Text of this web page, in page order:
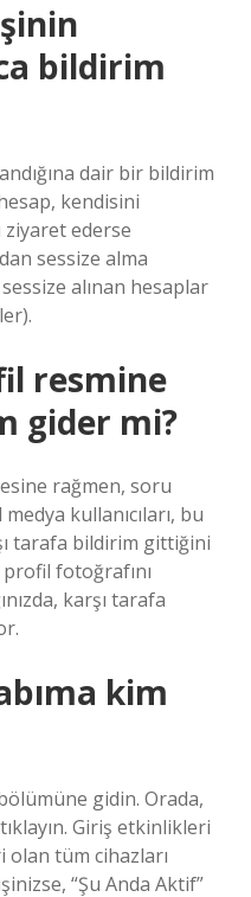
bildirim
dair bir bildirim
kendisini
ederse
sessize alma
alınan hesaplar
resmine
gider mi?
rağmen, soru
kullanıcıları, bu
tarafa bildirim gittiğini
fotoğrafını
karşı tarafa
kim
gidin. Orada,
Giriş etkinlikleri
olan tüm cihazları
“Şu Anda Aktif”